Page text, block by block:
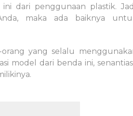
dari penggunaan plastik.
maka ada baiknya
yang selalu
model dari benda ini,
.